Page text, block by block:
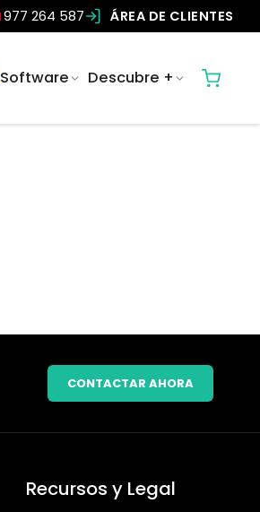
977 264 587 ÁREA DE CLIENTES
Software Descubre +
CONTACTAR AHORA
Recursos y Legal